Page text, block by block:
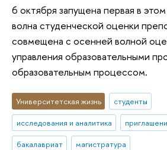
6 октября запущена первая в
волна студенческой оценки
совмещена с осенней волной
управления образовательными
образовательным процессом.
Университетская жизнь
студенты
исследования и аналитика
бакалавриат
магистратура